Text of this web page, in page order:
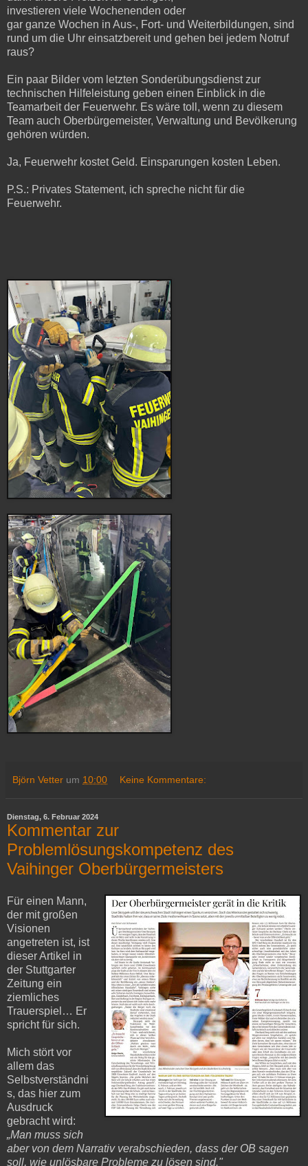
investieren viele Wochenenden oder
gar ganze Wochen in Aus-, Fort- und Weiterbildungen, sind
rund um die Uhr einsatzbereit und gehen bei jedem Notruf
raus?
Ein paar Bilder vom letzten Sonderübungsdienst zur
technischen Hilfeleistung geben einen Einblick in die
Teamarbeit der Feuerwehr. Es wäre toll, wenn zu diesem
Team auch Oberbürgemeister, Verwaltung und Bevölkerung
gehören würden.
Ja, Feuerwehr kostet Geld. Einsparungen kosten Leben.
P.S.: Privates Statement, ich spreche nicht für die
Feuerwehr.
Björn Vetter um 10:00 Keine Kommentare:
Dienstag, 6. Februar 2024
Kommentar zur
Problemlösungskompetenz des
Vaihinger Oberbürgermeisters
Für einen Mann,
der mit großen
Visionen
angetreten ist, ist
dieser Artikel in
der Stuttgarter
Zeitung ein
ziemliches
Trauerspiel… Er
spricht für sich.
Mich stört vor
allem das
Selbstverständni
s, das hier zum
Ausdruck
gebracht wird:
„Man muss sich
aber von dem Narrativ verabschieden, dass der OB sagen
soll, wie unlösbare Probleme zu lösen sind."